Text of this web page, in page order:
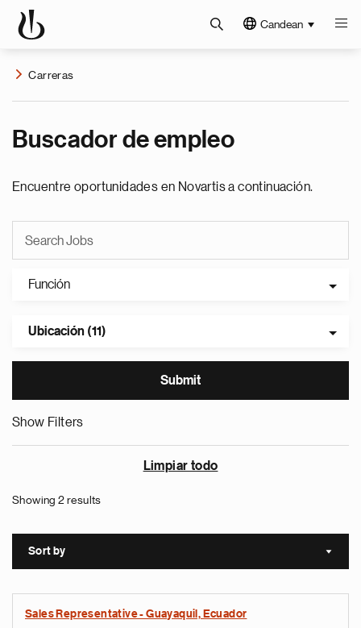
Candean
Carreras
Buscador de empleo
Encuentre oportunidades en Novartis a continuación.
Función
Ubicación (11)
Show Filters
Limpiar todo
Showing 2 results
Sort by Sort
Sales Representative - Guayaquil, Ecuador